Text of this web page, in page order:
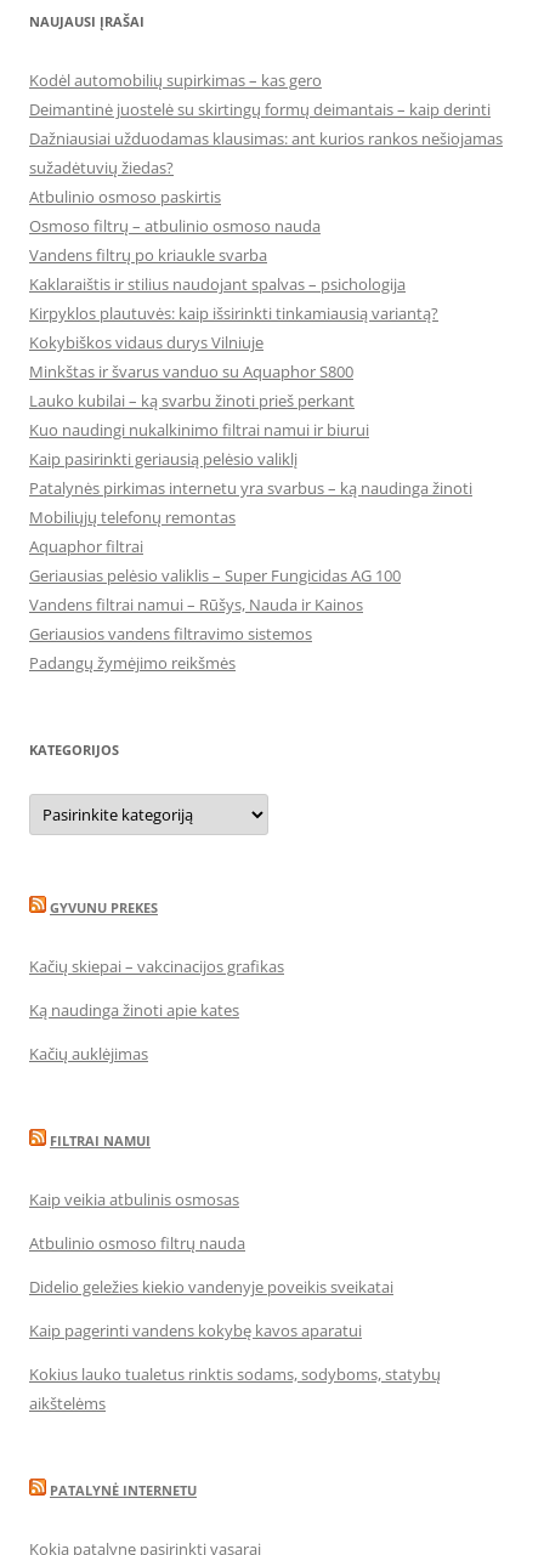
NAUJAUSI ĮRAŠAI
Kodėl automobilių supirkimas – kas gero
Deimantinė juostelė su skirtingų formų deimantais – kaip derinti
Dažniausiai užduodamas klausimas: ant kurios rankos nešiojamas
sužadėtuvių žiedas?
Atbulinio osmoso paskirtis
Osmoso filtrų – atbulinio osmoso nauda
Vandens filtrų po kriaukle svarba
Kaklaraištis ir stilius naudojant spalvas – psichologija
Kirpyklos plautuvės: kaip išsirinkti tinkamiausią variantą?
Kokybiškos vidaus durys Vilniuje
Minkštas ir švarus vanduo su Aquaphor S800
Lauko kubilai – ką svarbu žinoti prieš perkant
Kuo naudingi nukalkinimo filtrai namui ir biurui
Kaip pasirinkti geriausią pelėsio valiklį
Patalynės pirkimas internetu yra svarbus – ką naudinga žinoti
Mobiliųjų telefonų remontas
Aquaphor filtrai
Geriausias pelėsio valiklis – Super Fungicidas AG 100
Vandens filtrai namui – Rūšys, Nauda ir Kainos
Geriausios vandens filtravimo sistemos
Padangų žymėjimo reikšmės
KATEGORIJOS
Kategorijos
GYVUNU PREKES
Kačių skiepai – vakcinacijos grafikas
Ką naudinga žinoti apie kates
Kačių auklėjimas
FILTRAI NAMUI
Kaip veikia atbulinis osmosas
Atbulinio osmoso filtrų nauda
Didelio geležies kiekio vandenyje poveikis sveikatai
Kaip pagerinti vandens kokybę kavos aparatui
Kokius lauko tualetus rinktis sodams, sodyboms, statybų
aikštelėms
PATALYNĖ INTERNETU
Kokią patalynę pasirinkti vasarai